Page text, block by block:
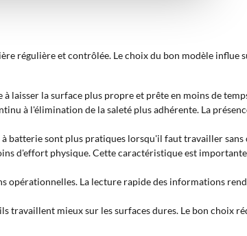
régulière et contrôlée. Le choix du bon modèle influe
laisser la surface plus propre et prête en moins de
à l'élimination de la saleté plus adhérente. La
batterie sont plus pratiques lorsqu'il faut travailler
d'effort physique. Cette caractéristique est
opérationnelles. La lecture rapide des informations
travaillent mieux sur les surfaces dures. Le bon choix